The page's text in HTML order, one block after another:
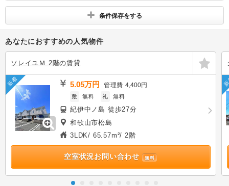
条件保存をする
あなたにおすすめの人気物件
ソレイユＭ 2階の賃貸
新着 5.05万円 管理費4,400円
敷 無料 礼 無料
紀伊中ノ島 徒歩27分
和歌山市松島
3LDK/ 65.57m²/ 2階
空室状況お問い合わせ 無料